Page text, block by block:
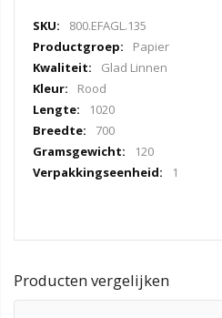
Meer
informatie
800.EFAGL.135
Papier
Glad Linnen
Rood
1020
700
120
1
Producten vergelijken